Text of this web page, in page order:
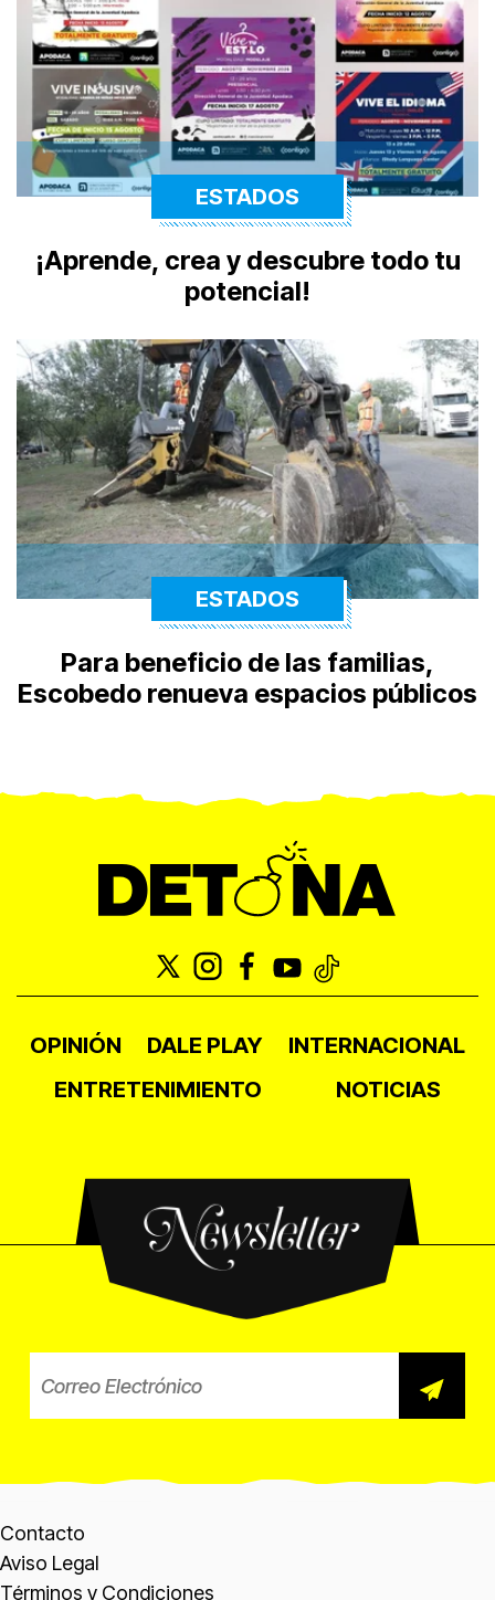
ESTADOS
¡Aprende, crea y descubre todo tu
potencial!
ESTADOS
Para beneficio de las familias,
Escobedo renueva espacios públicos
OPINIÓN DALE PLAY
INTERNACIONAL
ENTRETENIMIENTO
NOTICIAS
Newsletter
Contacto
Aviso Legal
Términos y Condiciones